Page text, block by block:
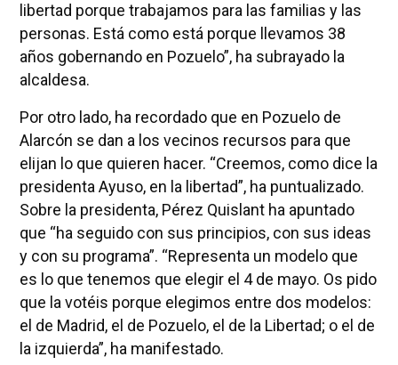
libertad porque trabajamos para las familias y las
personas. Está como está porque llevamos 38
años gobernando en Pozuelo”, ha subrayado la
alcaldesa.
Por otro lado, ha recordado que en Pozuelo de
Alarcón se dan a los vecinos recursos para que
elijan lo que quieren hacer. “Creemos, como dice la
presidenta Ayuso, en la libertad”, ha puntualizado.
Sobre la presidenta, Pérez Quislant ha apuntado
que “ha seguido con sus principios, con sus ideas
y con su programa”. “Representa un modelo que
es lo que tenemos que elegir el 4 de mayo. Os pido
que la votéis porque elegimos entre dos modelos:
el de Madrid, el de Pozuelo, el de la Libertad; o el de
la izquierda”, ha manifestado.